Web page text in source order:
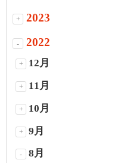
+ 2023
- 2022
+ 12月
+ 11月
+ 10月
+ 9月
- 8月